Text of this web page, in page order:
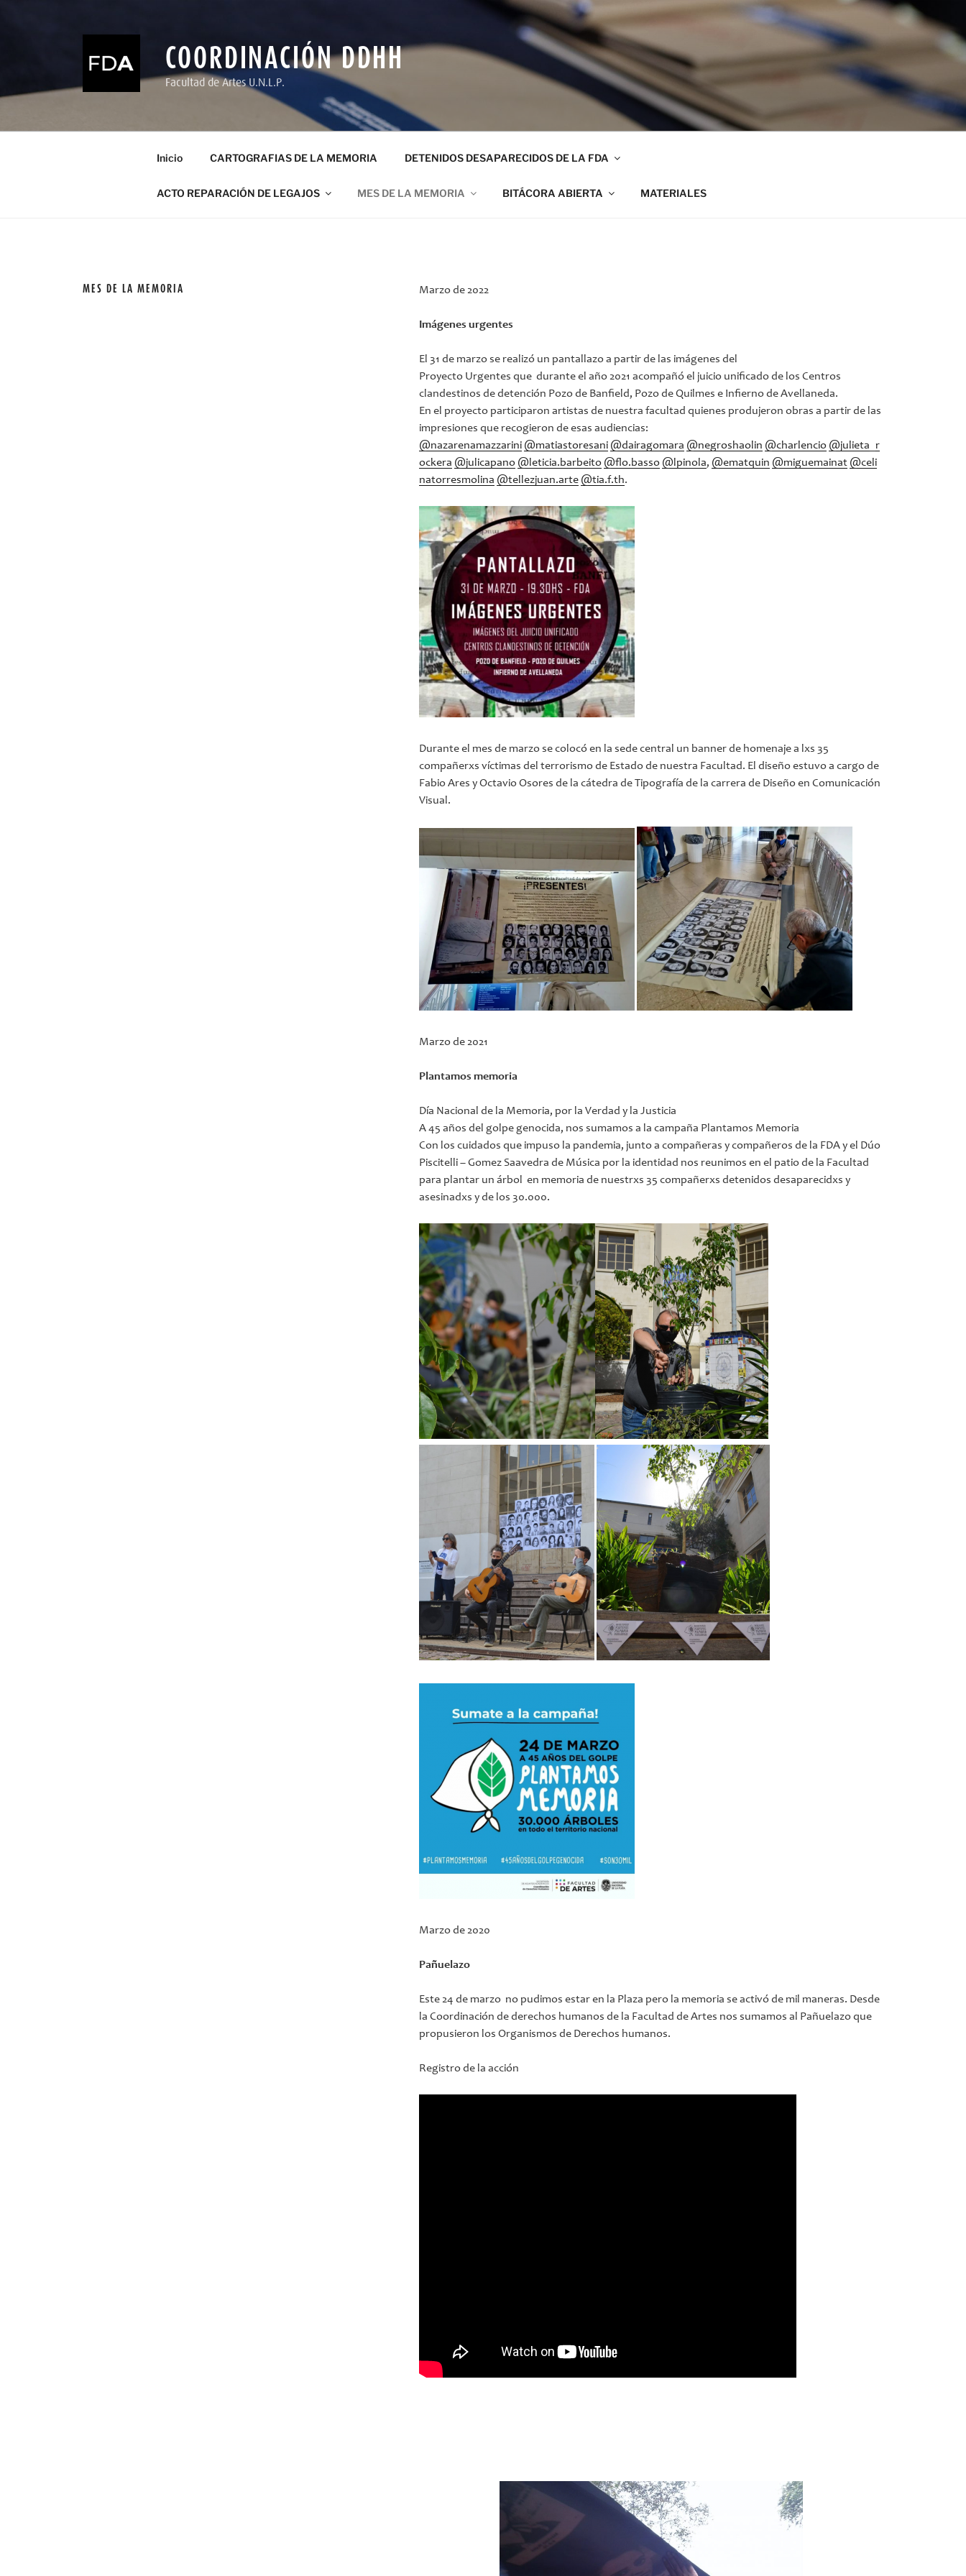
COORDINACIÓN DDHH
Facultad de Artes U.N.L.P.
Inicio CARTOGRAFIAS DE LA MEMORIA DETENIDOS DESAPARECIDOS DE LA FDA
ACTO REPARACIÓN DE LEGAJOS MES DE LA MEMORIA BITÁCORA ABIERTA MATERIALES
MES DE LA MEMORIA Marzo de 2022
Imágenes urgentes
El 31 de marzo se realizó un pantallazo a partir de las imágenes del
Proyecto Urgentes que durante el año 2021 acompañó el juicio unificado de los Centros
clandestinos de detención Pozo de Banfield, Pozo de Quilmes e Infierno de Avellaneda.
En el proyecto participaron artistas de nuestra facultad quienes produjeron obras a partir de las
impresiones que recogieron de esas audiencias:
@nazarenamazzarini @matiastoresani @dairagomara @negroshaolin @charlencio @julieta_r
ockera @julicapano @leticia.barbeito @flo.basso @lpinola, @ematquin @miguemainat @celi
natorresmolina @tellezjuan.arte @tia.f.th.
Durante el mes de marzo se colocó en la sede central un banner de homenaje a lxs 35
compañerxs víctimas del terrorismo de Estado de nuestra Facultad. El diseño estuvo a cargo de
Fabio Ares y Octavio Osores de la cátedra de Tipografía de la carrera de Diseño en Comunicación
Visual.
Marzo de 2021
Plantamos memoria
Día Nacional de la Memoria, por la Verdad y la Justicia
A 45 años del golpe genocida, nos sumamos a la campaña Plantamos Memoria
Con los cuidados que impuso la pandemia, junto a compañeras y compañeros de la FDA y el Dúo
Piscitelli – Gomez Saavedra de Música por la identidad nos reunimos en el patio de la Facultad
para plantar un árbol en memoria de nuestrxs 35 compañerxs detenidos desaparecidxs y
asesinadxs y de los 30.000.
Marzo de 2020
Pañuelazo
Este 24 de marzo no pudimos estar en la Plaza pero la memoria se activó de mil maneras. Desde
la Coordinación de derechos humanos de la Facultad de Artes nos sumamos al Pañuelazo que
propusieron los Organismos de Derechos humanos.
Registro de la acción